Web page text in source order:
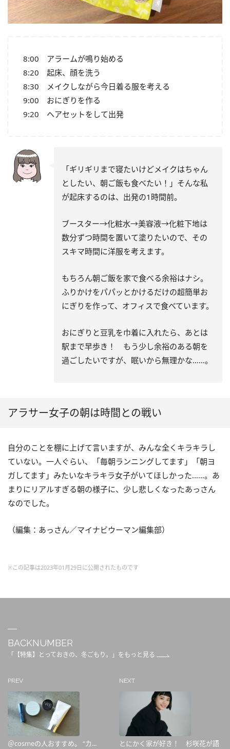
8:00 アラームが鳴り始める
8:20 起床、顔を洗う
8:30 メイクしながら今日着る服を考える
9:00 おにぎりを作る
9:20 ヘアセットをして出発
「ギリギリまで寝たいけどメイクはちゃん
としたい、朝ご飯も食べたい！」そんな私
が起床するのは、出発の1時間前。
ブースター→化粧水→美容液→化粧下地は
数分ずつ時間を置いて塗りたいので、その
スキマ時間に洋服を考えます。
もちろん朝ご飯を家で食べる余裕はナシ。
ふりかけをパパッとかけるだけの超簡単お
にぎりを作って、オフィスで食べています。
おにぎりと豆乳を巾着に入れたら、あとは
駅まで早歩き！ もう少し余裕のある朝を
過ごしたいですが、眠いから無理かな……。
アラサー女子の朝は時間との戦い
自分のことを棚に上げて言いますが、みんな全くキラキラし
ていない。一人ぐらい、「毎朝ランニングしてます」「朝ヨ
ガしてます」みたいなキラキラ女子がいてほしかった……。あ
まりにリアルすぎる朝の様子に、少し悲しくなったあっさん
なのでした。
（編集：あっさん／マイナビウーマン編集部）
※この記事は2023年01月29日に公開されたものです
BACKNUMBER
「【特集】とっておきの、冬ごもり。」をもっと見る
PREV
＠cosmeの人おすすめ。 “カ...
NEXT
とにかく家が好き！ 杉咲花が語